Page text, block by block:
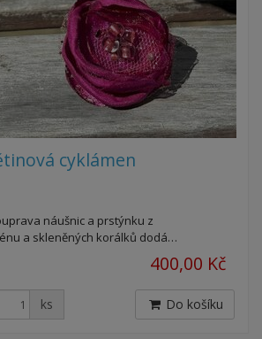
cyklámen
náušnic a prstýnku z
a skleněných korálků dodá…
400,00 Kč
ks Do košíku